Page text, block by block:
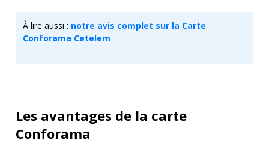
À lire aussi : notre avis complet sur la Carte
Conforama Cetelem
Les avantages de la carte
Conforama